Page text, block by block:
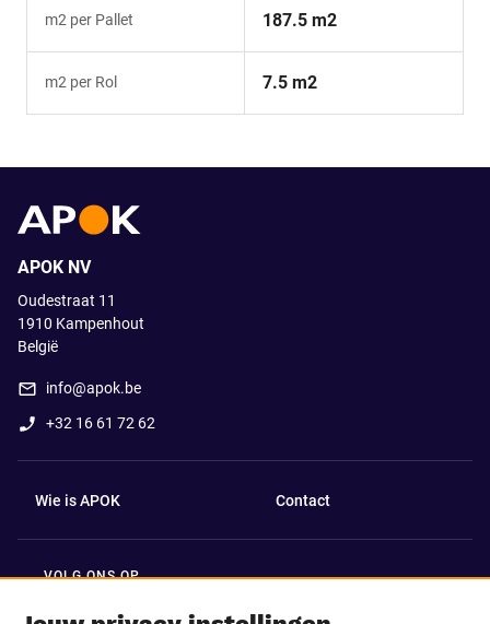
m2 per Pallet 187.5 m2
m2 per Rol 7.5 m2
APOK NV
Oudestraat 11
1910 Kampenhout
België
info@apok.be
+32 16 61 72 62
Wie is APOK Contact
VOLG ONS OP
Facebook LinkedIn